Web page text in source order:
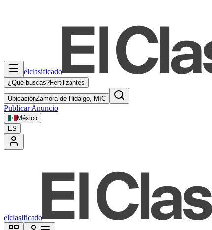
elclasificado
¿Qué buscas?Fertilizantes
UbicaciónZamora de Hidalgo, MIC
Publicar Anuncio
México
ES
elclasificado